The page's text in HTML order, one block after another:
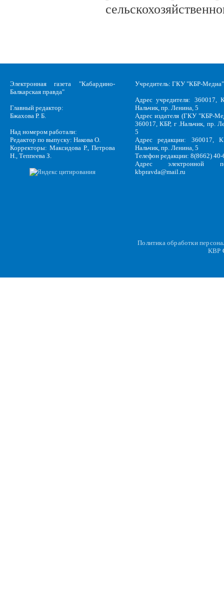
Электронная газета "Кабардино-
Балкарская правда"
Главный редактор:
Бжахова Р. Б.
Над номером работали:
Редактор по выпуску: Накова О.
Корректоры: Максидова Р., Петрова
Н., Теппеева З.
Учредитель: ГКУ "КБР-Медиа"
Адрес учредителя: 360017,
Нальчик, пр. Ленина, 5
Адрес издателя (ГКУ "КБР-
360017, КБР, г .Нальчик, пр.
5
Адрес редакции: 360017,
Нальчик, пр. Ленина, 5
Телефон редакции: 8(8662)
Адрес электронной
kbpravda@mail.ru
Политика обработки
KBP